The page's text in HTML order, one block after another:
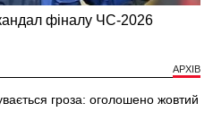
АРХІВ
гроза: оголошено жовтий